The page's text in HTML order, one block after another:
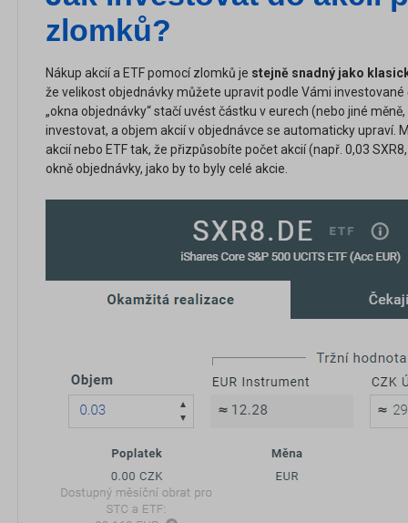
zlomků?
Nákup akcií a ETF pomocí zlomků je stejně snadný jako
že velikost objednávky můžete upravit podle Vámi investované
„okna objednávky“ stačí uvést částku v eurech (nebo jiné
investovat, a objem akcií v objednávce se automaticky upraví.
akcií nebo ETF tak, že přizpůsobíte počet akcií (např. 0,03
okně objednávky, jako by to byly celé akcie.